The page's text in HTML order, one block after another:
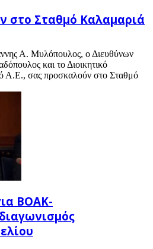
στο Σταθμό Καλαμαριά
Α. Μυλόπουλος, ο Διευθύνων
και το Διοικητικό
Α.Ε., σας προσκαλούν στο Σταθμό
ΒΟΑΚ-